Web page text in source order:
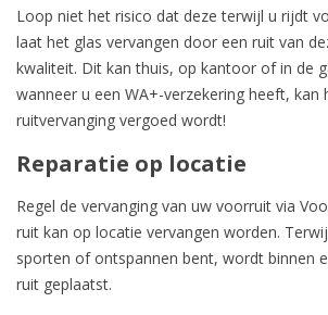
Loop niet het risico dat deze terwijl u rijdt
laat het glas vervangen door een ruit van
kwaliteit. Dit kan thuis, op kantoor of in de
wanneer u een WA+-verzekering heeft, kan
ruitvervanging vergoed wordt!
Reparatie op locatie
Regel de vervanging van uw voorruit via
ruit kan op locatie vervangen worden.
sporten of ontspannen bent, wordt binnen
ruit geplaatst.